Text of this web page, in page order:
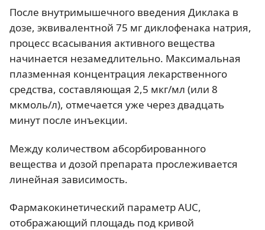
После внутримышечного введения Диклака в
дозе, эквивалентной 75 мг диклофенака натрия,
процесс всасывания активного вещества
начинается незамедлительно. Максимальная
плазменная концентрация лекарственного
средства, составляющая 2,5 мкг/мл (или 8
мкмоль/л), отмечается уже через двадцать
минут после инъекции.
Между количеством абсорбированного
вещества и дозой препарата прослеживается
линейная зависимость.
Фармакокинетический параметр AUC,
отображающий площадь под кривой